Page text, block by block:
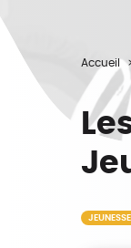
Accueil
JEUNESSE